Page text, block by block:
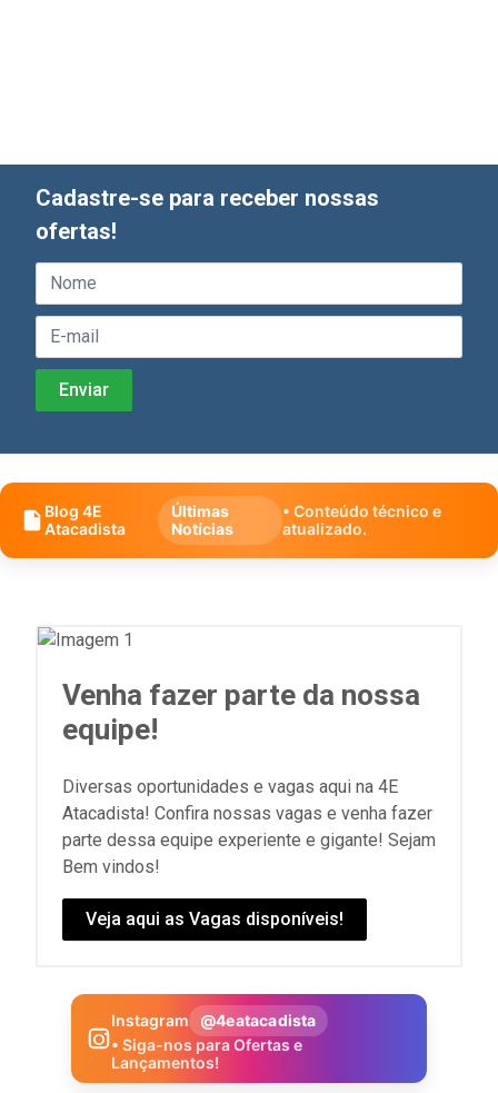
Cadastre-se para receber nossas
ofertas!
Blog 4E
Atacadista
Últimas
Notícias
• Conteúdo técnico e
atualizado.
Venha fazer parte da nossa
equipe!
Diversas oportunidades e vagas aqui na 4E
Atacadista! Confira nossas vagas e venha fazer
parte dessa equipe experiente e gigante! Sejam
Bem vindos!
Veja aqui as Vagas disponíveis!
Instagram
@4eatacadista
• Siga-nos para Ofertas e
Lançamentos!